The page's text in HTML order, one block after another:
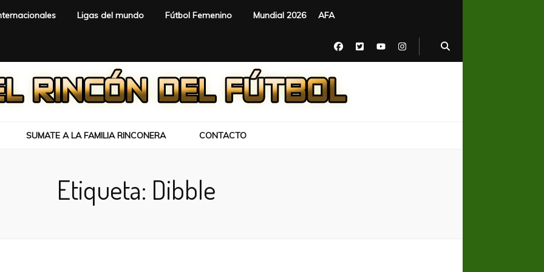
Ligas del mundo Fútbol Femenino Mundial 2026 AFA
SUMATE A LA FAMILIA RINCONERA CONTACTO
Etiqueta: Dibble